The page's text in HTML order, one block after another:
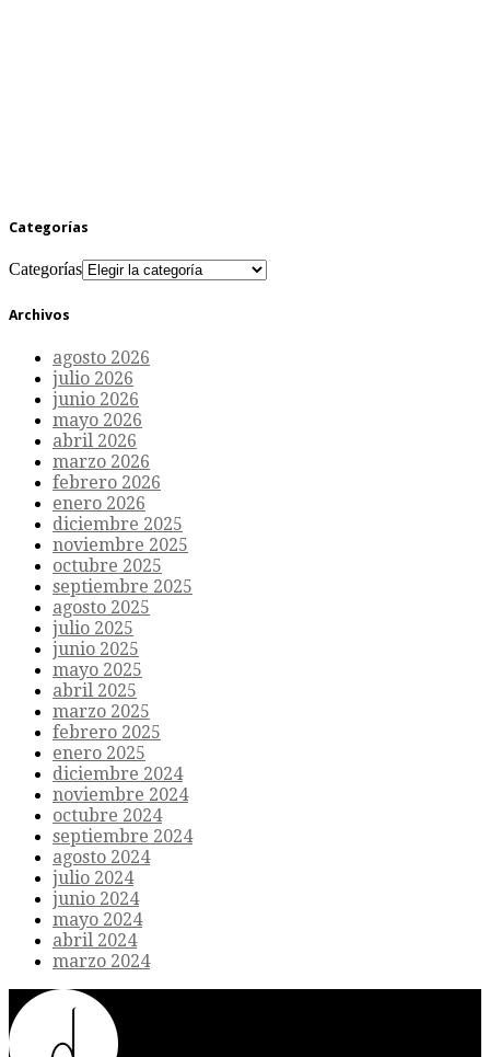
Categorías
Categorías
Archivos
agosto 2026
julio 2026
junio 2026
mayo 2026
abril 2026
marzo 2026
febrero 2026
enero 2026
diciembre 2025
noviembre 2025
octubre 2025
septiembre 2025
agosto 2025
julio 2025
junio 2025
mayo 2025
abril 2025
marzo 2025
febrero 2025
enero 2025
diciembre 2024
noviembre 2024
octubre 2024
septiembre 2024
agosto 2024
julio 2024
junio 2024
mayo 2024
abril 2024
marzo 2024